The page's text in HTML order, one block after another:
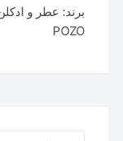
شات
|
برند:
POZO